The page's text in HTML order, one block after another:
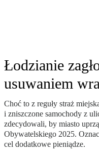
Łodzianie
usuwaniem
Choć to z reguły straż
i zniszczone samochody z
zdecydowali, by miasto
Obywatelskiego 2025.
cel dodatkowe pieniądze.